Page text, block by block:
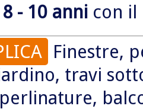
- 10 anni con
Finestre,
travi